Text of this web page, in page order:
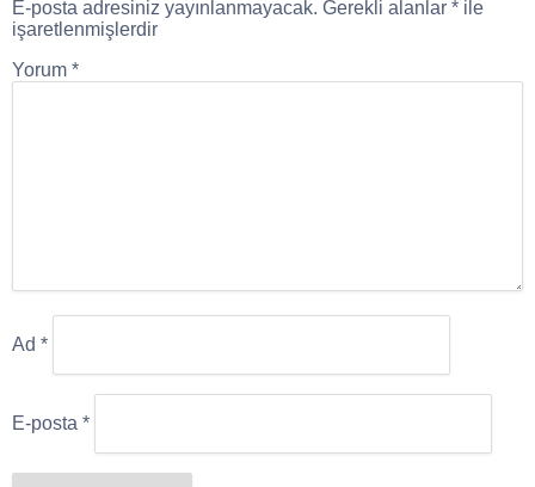
E-posta adresiniz yayınlanmayacak. Gerekli alanlar * ile
işaretlenmişlerdir
Yorum *
Ad *
E-posta *